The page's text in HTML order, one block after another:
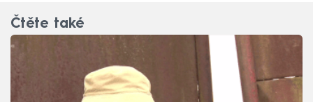
Čtěte také